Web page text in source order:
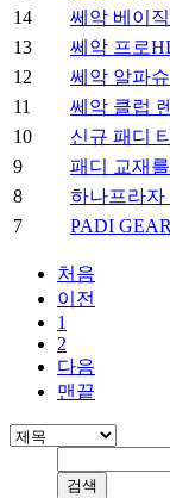
14
쎄악 베이
13
쎄악 프로
12
쎄악 알파
11
쎄악 클럽
10
신규 패디
9
패디 교재
8
하나프라자
7
PADI
처음
이전
1
2
다음
맨끝